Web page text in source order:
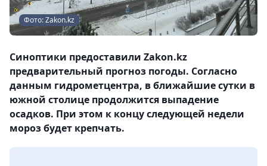
Фото: Zakon.kz
Синоптики предоставили Zakon.kz
предварительный прогноз погоды. Согласно
данным гидрометцентра, в ближайшие сутки в
южной столице продолжится выпадение
осадков. При этом к концу следующей недели
мороз будет крепчать.